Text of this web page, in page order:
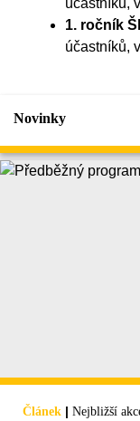
účastníků,
1. ročník
účastníků,
Novinky
Článek | Nejbližší